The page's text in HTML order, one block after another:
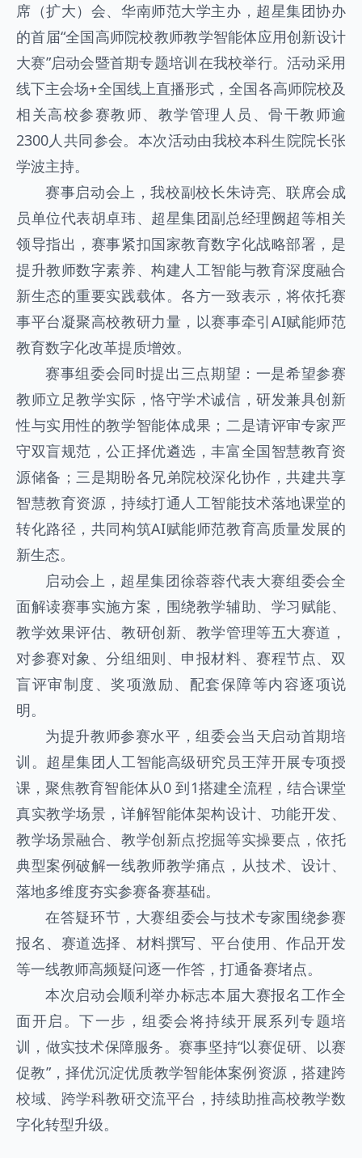
席（扩大）会、华南师范大学主办，超星集团协办
的首届“全国高师院校教师教学智能体应用创新设计
大赛”启动会暨首期专题培训在我校举行。活动采用
线下主会场+全国线上直播形式，全国各高师院校及
相关高校参赛教师、教学管理人员、骨干教师逾
2300人共同参会。本次活动由我校本科生院院长张
学波主持。
赛事启动会上，我校副校长朱诗亮、联席会成
员单位代表胡卓玮、超星集团副总经理阙超等相关
领导指出，赛事紧扣国家教育数字化战略部署，是
提升教师数字素养、构建人工智能与教育深度融合
新生态的重要实践载体。各方一致表示，将依托赛
事平台凝聚高校教研力量，以赛事牵引AI赋能师范
教育数字化改革提质增效。
赛事组委会同时提出三点期望：一是希望参赛
教师立足教学实际，恪守学术诚信，研发兼具创新
性与实用性的教学智能体成果；二是请评审专家严
守双盲规范，公正择优遴选，丰富全国智慧教育资
源储备；三是期盼各兄弟院校深化协作，共建共享
智慧教育资源，持续打通人工智能技术落地课堂的
转化路径，共同构筑AI赋能师范教育高质量发展的
新生态。
启动会上，超星集团徐蓉蓉代表大赛组委会全
面解读赛事实施方案，围绕教学辅助、学习赋能、
教学效果评估、教研创新、教学管理等五大赛道，
对参赛对象、分组细则、申报材料、赛程节点、双
盲评审制度、奖项激励、配套保障等内容逐项说
明。
为提升教师参赛水平，组委会当天启动首期培
训。超星集团人工智能高级研究员王萍开展专项授
课，聚焦教育智能体从0 到1搭建全流程，结合课堂
真实教学场景，详解智能体架构设计、功能开发、
教学场景融合、教学创新点挖掘等实操要点，依托
典型案例破解一线教师教学痛点，从技术、设计、
落地多维度夯实参赛备赛基础。
在答疑环节，大赛组委会与技术专家围绕参赛
报名、赛道选择、材料撰写、平台使用、作品开发
等一线教师高频疑问逐一作答，打通备赛堵点。
本次启动会顺利举办标志本届大赛报名工作全
面开启。下一步，组委会将持续开展系列专题培
训，做实技术保障服务。赛事坚持“以赛促研、以赛
促教”，择优沉淀优质教学智能体案例资源，搭建跨
校域、跨学科教研交流平台，持续助推高校教学数
字化转型升级。